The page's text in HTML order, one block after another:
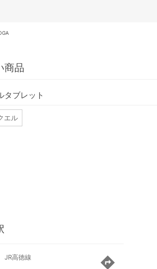
商品
タブレット
エル
JR高徳線